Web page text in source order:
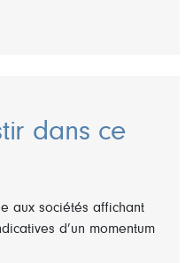
dans ce
aux sociétés affichant
d’un momentum